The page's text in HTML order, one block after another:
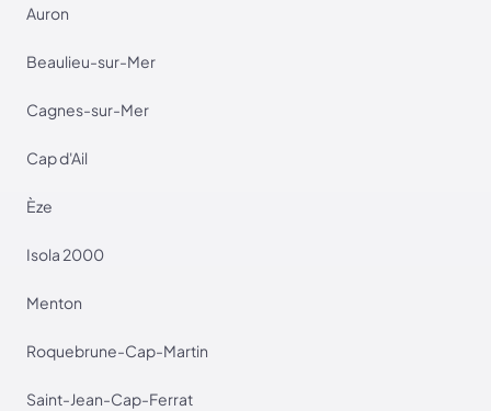
Auron
Beaulieu-sur-Mer
Cagnes-sur-Mer
Cap d'Ail
Èze
Isola 2000
Menton
Roquebrune-Cap-Martin
Saint-Jean-Cap-Ferrat